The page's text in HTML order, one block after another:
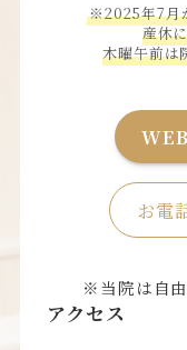
※2025年7月
産休
木曜午前は
お電
※当院は自由
アクセス